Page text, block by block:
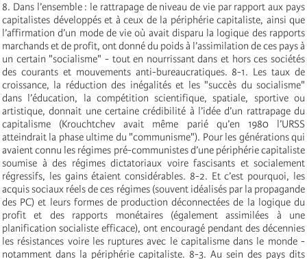
8. Dans l’ensemble : le rattrapage de niveau de vie par rapport aux pays
capitalistes développés et à ceux de la périphérie capitaliste, ainsi que
l’affirmation d’un mode de vie où avait disparu la logique des rapports
marchands et de profit, ont donné du poids à l’assimilation de ces pays à
un certain "socialisme" - tout en nourrissant dans et hors ces sociétés
des courants et mouvements anti-bureaucratiques. 8-1. Les taux de
croissance, la réduction des inégalités et les "succès du socialisme"
dans l’éducation, la compétition scientifique, spatiale, sportive ou
artistique, donnait une certaine crédibilité à l’idée d’un rattrapage du
capitalisme (Krouchtchev avait même parié qu’en 1980 l’URSS
atteindrait la phase ultime du "communisme"). Pour les générations qui
avaient connu les régimes pré-communistes d’une périphérie capitaliste
soumise à des régimes dictatoriaux voire fascisants et socialement
régressifs, les gains étaient considérables. 8-2. Et c’est pourquoi, les
acquis sociaux réels de ces régimes (souvent idéalisés par la propagande
des PC) et leurs formes de production déconnectées de la logique du
profit et des rapports monétaires (également assimilées à une
planification socialiste efficace), ont encouragé pendant des décennies
les résistances voire les ruptures avec le capitalisme dans le monde ­
notamment dans la périphérie capitaliste. 8-3. Au sein des pays dits